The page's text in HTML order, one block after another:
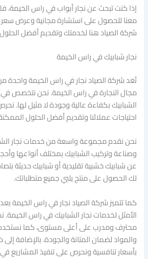
إذا كنت تبحث عن نجار أبواب في راس الخيمة،
معنا للحصول على استشارة مجانية وعرض
شركة الصياد هنا لخدمتك وتقديم أفضل الحلول
نجار شبابيك في راس الخيمة
تُعَد شركة الصياد نجار في راس الخيمة واحدة
مجال النجارة في راس الخيمة. نحن نتخصص في
الشبابيك بكفاءة عالية وجودة لا مثيل لها.
احتياجات عملائنا وتقديم أفضل الحلول
نحن نقدم مجموعة واسعة من خدمات نجار
وصناعة وتركيب الشبابيك بمختلف أنواعها
عن شبابيك خشبية تقليدية أو شبابيك حديثة
لك الحصول على منتج يلبي جميع متطلباتك.
كما تتميز شركة الصياد نجار في راس الخيمة
الأمثل لخدمات نجار الشبابيك في راس
محترف ومدرب على أعلى مستوى، كما نستخدم
والمواد لضمان المتانة والجودة. بالإضافة إلى
بأسعار تنافسية ونحرص على تنفيذ المشاريع